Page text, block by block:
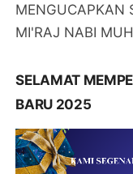
MENGUCAPKAN
MI'RAJ NABI
SELAMAT
BARU 2025